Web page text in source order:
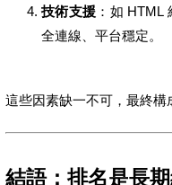
技術支援 ：如 HTML
全連線、平台穩定。
這些因素缺一不可，最終構
結語：排名是長